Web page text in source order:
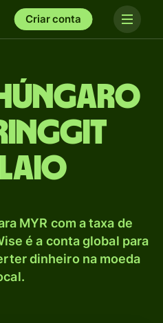
Criar conta
MYR com a taxa de
é a conta global para
dinheiro na moeda